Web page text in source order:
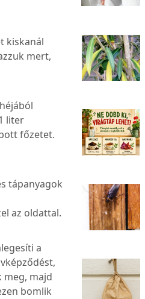
kiskanál
mert,
liter
főzetet.
tápanyagok
az oldattal.
a
meg, majd
bomlik